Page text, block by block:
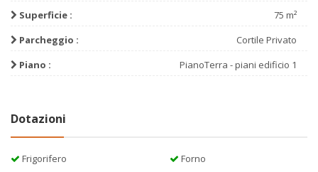
Superficie :
75 m²
Parcheggio :
Cortile Privato
Piano :
PianoTerra - piani edificio 1
Dotazioni
Frigorifero
Forno